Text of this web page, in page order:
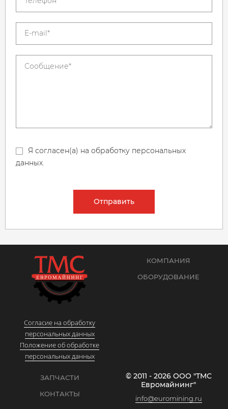
Я согласен(а) на обработку персональных
данных.
Отправить
Согласие на обработку
персональных данных
Положение об обработке
персональных данных
КОМПАНИЯ
ОБОРУДОВАНИЕ
ЗАПЧАСТИ
КОНТАКТЫ
© 2011 - 2026 ООО "ТМС
Евромайнинг"
info@euromining.ru